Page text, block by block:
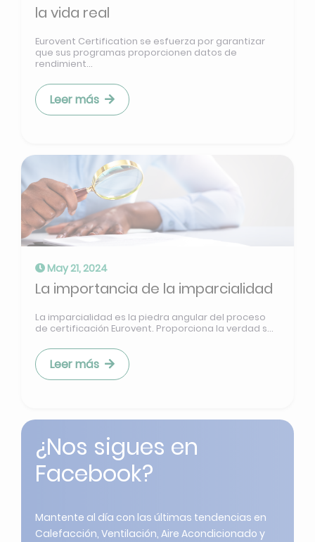
la vida real
Eurovent Certification se esfuerza por garantizar
que sus programas proporcionen datos de
rendimient...
Leer más
May 21, 2024
La importancia de la imparcialidad
La imparcialidad es la piedra angular del proceso
de certificación Eurovent. Proporciona la verdad s...
Leer más
¿Nos sigues en
Facebook?
Mantente al día con las últimas tendencias en
Calefacción, Ventilación, Aire Acondicionado y